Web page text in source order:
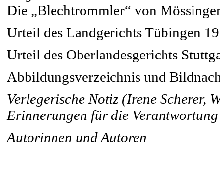
Die „Blechtrommler“ von
Urteil des Landgerichts Tübingen
Urteil des Oberlandesgerichts
Abbildungsverzeichnis und
Verlegerische Notiz (Irene Scherer,
Erinnerungen für die Verantwortung
Autorinnen und Autoren